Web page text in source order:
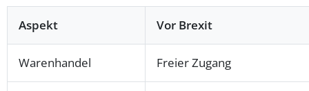
Aspekt Vor Brexit
Warenhandel Freier Zugang